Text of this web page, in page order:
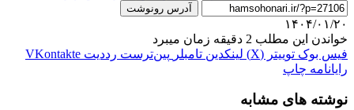
آدرس رونوشت
۱۴۰۴/۰۱/۲۰
خواندن این مطلب 2 دقیقه زمان میبرد
فیس بوک توییتر (X) لینکدین ‫تامبلر ‫پین‌ترست ‫رددیت ‫VKontakte
رایانامه چاپ
نوشته های مشابه